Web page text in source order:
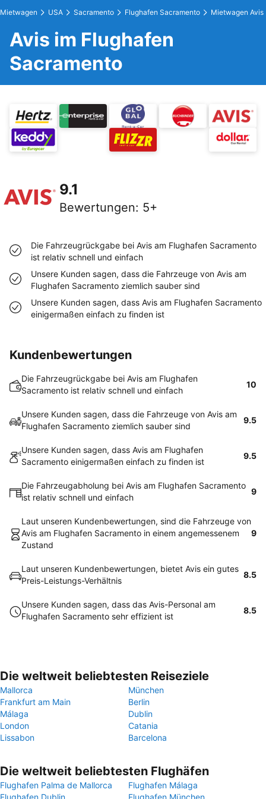
Mietwagen USA Sacramento Flughafen Sacramento Mietwagen Avis
Avis im Flughafen
Sacramento
9.1
Bewertungen: 5+
Die Fahrzeugrückgabe bei Avis am Flughafen Sacramento
ist relativ schnell und einfach
Unsere Kunden sagen, dass die Fahrzeuge von Avis am
Flughafen Sacramento ziemlich sauber sind
Unsere Kunden sagen, dass Avis am Flughafen Sacramento
einigermaßen einfach zu finden ist
Kundenbewertungen
Die Fahrzeugrückgabe bei Avis am Flughafen
Sacramento ist relativ schnell und einfach
10
Unsere Kunden sagen, dass die Fahrzeuge von Avis am
Flughafen Sacramento ziemlich sauber sind
9.5
Unsere Kunden sagen, dass Avis am Flughafen
Sacramento einigermaßen einfach zu finden ist
9.5
Die Fahrzeugabholung bei Avis am Flughafen Sacramento
ist relativ schnell und einfach
9
Laut unseren Kundenbewertungen, sind die Fahrzeuge von
Avis am Flughafen Sacramento in einem angemessenem
Zustand
9
Laut unseren Kundenbewertungen, bietet Avis ein gutes
Preis-Leistungs-Verhältnis
8.5
Unsere Kunden sagen, dass das Avis-Personal am
Flughafen Sacramento sehr effizient ist
8.5
Die weltweit beliebtesten Reiseziele
Mallorca
München
Frankfurt am Main
Berlin
Málaga
Dublin
London
Catania
Lissabon
Barcelona
Die weltweit beliebtesten Flughäfen
Flughafen Palma de Mallorca
Flughafen Málaga
Flughafen Dublin
Flughafen München